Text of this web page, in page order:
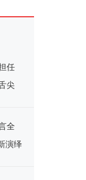
任
尖
全
演绎